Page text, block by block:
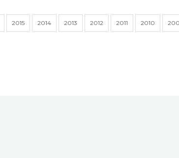
2015 2014 2013 2012 2011 2010